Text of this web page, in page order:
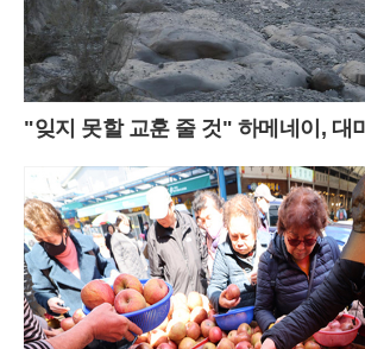
"잊지 못할 교훈 줄 것" 하메네이, 대